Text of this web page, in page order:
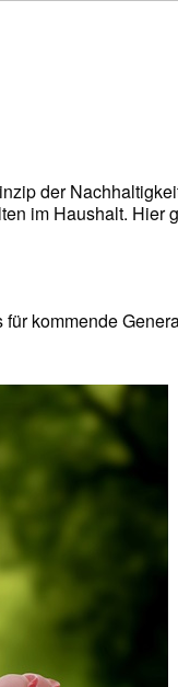
der
im Haushalt. Hier
kommende